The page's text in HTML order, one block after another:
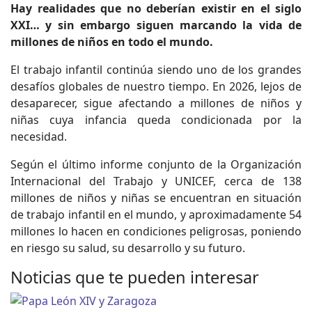
Hay realidades que no deberían existir en el siglo
XXI… y sin embargo siguen marcando la vida de
millones de niños en todo el mundo.
El trabajo infantil continúa siendo uno de los grandes
desafíos globales de nuestro tiempo. En 2026, lejos de
desaparecer, sigue afectando a millones de niños y
niñas cuya infancia queda condicionada por la
necesidad.
Según el último informe conjunto de la Organización
Internacional del Trabajo y UNICEF, cerca de 138
millones de niños y niñas se encuentran en situación
de trabajo infantil en el mundo, y aproximadamente 54
millones lo hacen en condiciones peligrosas, poniendo
en riesgo su salud, su desarrollo y su futuro.
Noticias que te pueden interesar